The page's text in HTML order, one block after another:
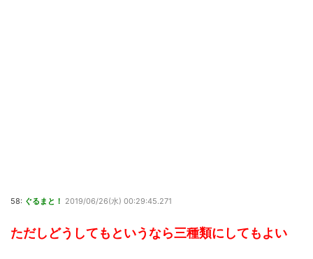
58: ぐるまと！ 2019/06/26(水) 00:29:45.271
ただしどうしてもというなら三種類にしてもよい